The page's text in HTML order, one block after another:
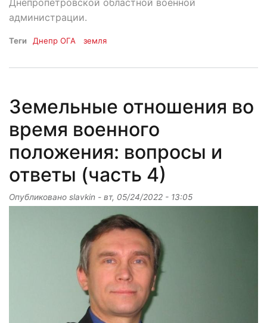
администрации.
Теги Днепр ОГА земля
Земельные отношения во
время военного
положения: вопросы и
ответы (часть 4)
Опубликовано slavkin - вт, 05/24/2022 - 13:05